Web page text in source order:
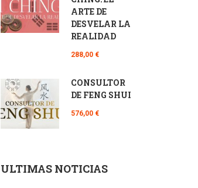
ARTE DE
DESVELAR LA
REALIDAD
288,00 €
CONSULTOR
DE FENG SHUI
576,00 €
ULTIMAS NOTICIAS